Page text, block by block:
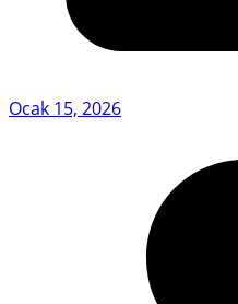
Ocak 15, 2026